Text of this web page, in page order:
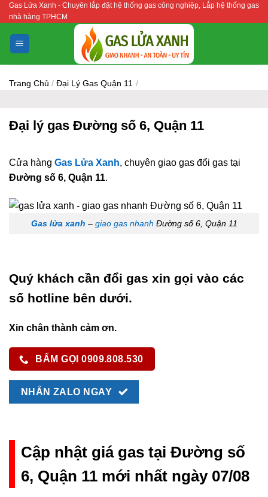
Bỏ
qua
nội
dung
Gas Lửa Xanh - Chuyên lắp đặt hệ thống gas công nghiệp, Lắp hệ thống gas
nhà hàng TPHCM
Trang Chủ / Đại Lý Gas Quận 11 /
Đại lý gas Đường số 6, Quận 11
Cửa hàng Gas Lửa Xanh, chuyên giao gas đổi gas tại
Đường số 6, Quận 11.
Gas lửa xanh – giao gas nhanh Đường số 6, Quận 11
Quý khách cần đổi gas xin gọi vào các
số hotline bên dưới.
Xin chân thành cảm ơn.
BẤM GỌI 0909.808.530
NHẮN ZALO NGAY
Cập nhật giá gas tại Đường số
6, Quận 11 mới nhất ngày 07/08